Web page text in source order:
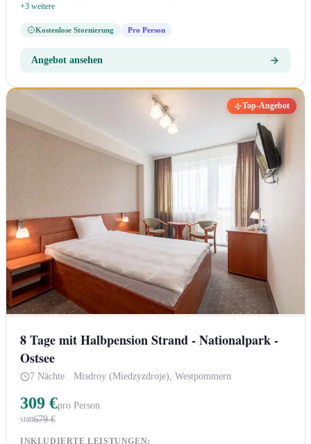
+3 weitere
Kostenlose Stornierung Pro Person
Angebot ansehen
Top-Angebot
8 Tage mit Halbpension Strand - Nationalpark -
Ostsee
7 Nächte · Misdroy (Miedzyzdroje), Westpommern
309 €pro Person
statt679 €
INKLUDIERTE LEISTUNGEN: